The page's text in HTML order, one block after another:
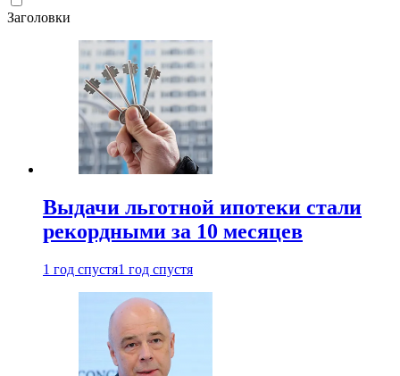
Заголовки
Выдачи льготной ипотеки стали
рекордными за 10 месяцев
1 год спустя1 год спустя